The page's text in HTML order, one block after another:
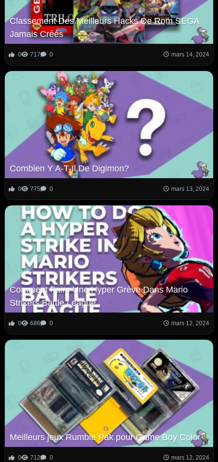
Classement Des Meilleurs Hacks De Rom SEGA
Jamais Créés
0 717 0 mars 14, 2024
Combien Y A-T-Il De Digimon?
0 775 0 mars 13, 2024
Comment Faire Une Hyper Grève Dans Mario
Strikers Battle League
0 686 0 mars 12, 2024
Meilleurs jeux Rumble Pak pour Game Boy Color
0 712 0 mars 12, 2024